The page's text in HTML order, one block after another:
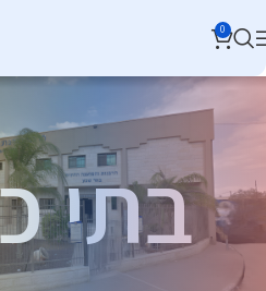
0
בתי